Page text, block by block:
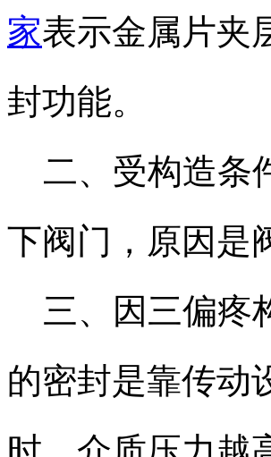
家表示金属片夹
封功能。
二、受构造条
下阀门，原因是
三、因三偏疼
的密封是靠传动